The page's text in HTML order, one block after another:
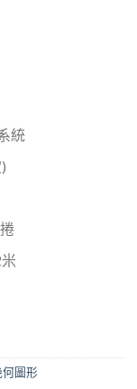
統
圖形